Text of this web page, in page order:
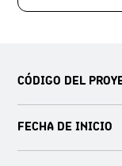
CÓDIGO DEL
FECHA DE INICIO